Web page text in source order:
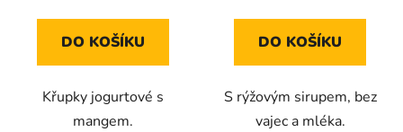
z
DO KOŠÍKU
Křupky jogurtové s
mangem.
z
DO KOŠÍKU
S rýžovým sirupem, bez
vajec a mléka.